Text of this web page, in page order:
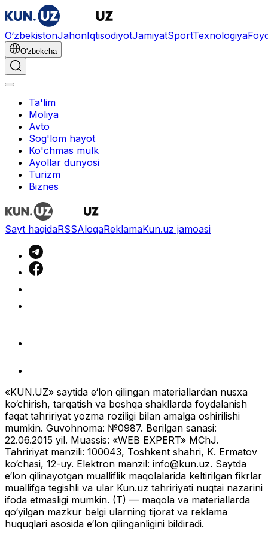
O‘zbekistonJahonIqtisodiyotJamiyatSportTexnologiya
O'zbekcha
Ta'lim
Moliya
Avto
Sog'lom hayot
Ko'chmas mulk
Ayollar dunyosi
Turizm
Biznes
Sayt haqidaRSSAloqaReklamaKun.uz jamoasi
«KUN.UZ» saytida e‘lon qilingan materiallardan nusxa
ko‘chirish, tarqatish va boshqa shakllarda foydalanish
faqat tahririyat yozma roziligi bilan amalga oshirilishi
mumkin. Guvohnoma: №0987. Berilgan sanasi:
22.06.2015 yil. Muassis: «WEB EXPERT» MChJ.
Tahririyat manzili: 100043, Toshkent shahri, K. Ermatov
ko‘chasi, 12-uy. Elektron manzil: info@kun.uz. Saytda
e‘lon qilinayotgan mualliflik maqolalarida keltirilgan fikrlar
muallifga tegishli va ular Kun.uz tahririyati nuqtai nazarini
ifoda etmasligi mumkin. (T) — maqola va materiallarda
qo‘yilgan mazkur belgi ularning tijorat va reklama
huquqlari asosida e‘lon qilinganligini bildiradi.